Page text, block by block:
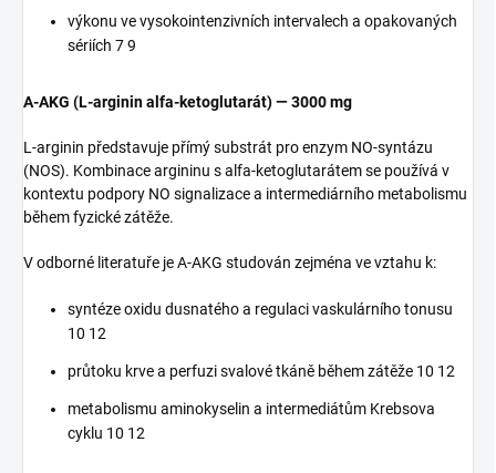
výkonu ve vysokointenzivních intervalech a opakovaných
sériích 7 9
A-AKG (L-arginin alfa-ketoglutarát) — 3000 mg
L-arginin představuje přímý substrát pro enzym NO-syntázu
(NOS). Kombinace argininu s alfa-ketoglutarátem se používá v
kontextu podpory NO signalizace a intermediárního metabolismu
během fyzické zátěže.
V odborné literatuře je A-AKG studován zejména ve vztahu k:
syntéze oxidu dusnatého a regulaci vaskulárního tonusu
10 12
průtoku krve a perfuzi svalové tkáně během zátěže 10 12
metabolismu aminokyselin a intermediátům Krebsova
cyklu 10 12